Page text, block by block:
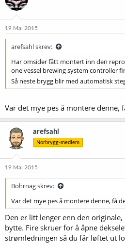
j
o
e
19 Mai 2015
arefsahl skrev:
Har omsider fått montert inn den
one vessel brewing system controller
Så neste brygg blir med automatisk
Var det mye pes å montere denne,
arefsahl
Norbrygg-medlem
19 Mai 2015
Bohrnag skrev:
Var det mye pes å montere denne, få
Den er litt lenger enn den
bytte. Fire skruer for å åpne
strømledningen så du får løftet ut